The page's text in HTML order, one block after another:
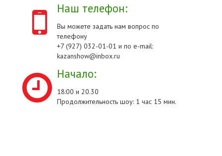
Наш телефон:
Вы можете задать нам вопрос по
телефону
+7 (927) 032-01-01 и по e-mail:
kazanshow@inbox.ru
Начало:
18:00 и 20.30
Продолжительность шоу: 1 час 15 мин.